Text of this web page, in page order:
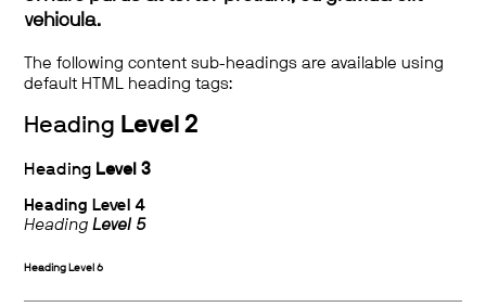
vehicula.
The following content sub-headings are available using
default HTML heading tags:
Heading Level 2
Heading Level 3
Heading Level 4
HeadingLevel 5
Heading Level 6